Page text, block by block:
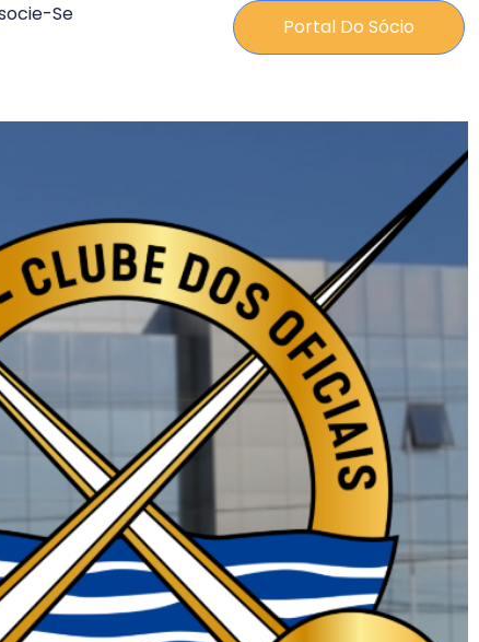
Se
Portal Do Sócio